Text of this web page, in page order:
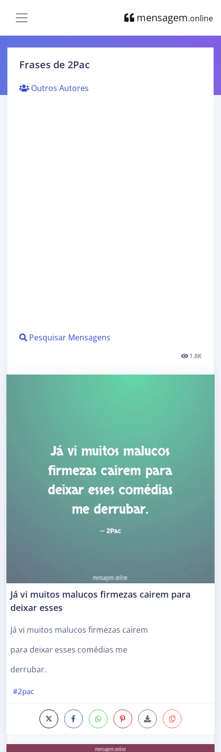
mensagem.online
Frases de 2Pac
Outros Autores
Pesquisar Mensagens
1.8K
Já vi muitos malucos firmezas cairem para
deixar esses
Já vi muitos malucos firmezas cairem
para deixar esses comédias me
derrubar.
#2pac